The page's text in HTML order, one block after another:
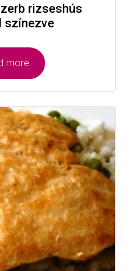
rizseshús
színezve
more